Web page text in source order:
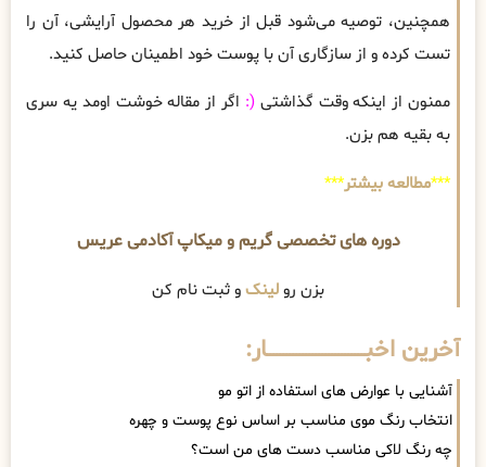
همچنین، توصیه می‌شود قبل از خرید هر محصول آرایشی، آن را
تست کرده و از سازگاری آن با پوست خود اطمینان حاصل کنید.
ممنون از اینکه وقت گذاشتی(: اگر از مقاله خوشت اومد یه سری
به بقیه هم بزن.
***مطالعه بیشتر***
دوره های تخصصی گریم و میکاپ آکادمی عریس
بزن رولینکو ثبت نام کن
آخرین اخبــــــــــــــــــــــــــــــار:
آشنایی با عوارض های استفاده از اتو مو
انتخاب رنگ موی مناسب بر اساس نوع پوست و چهره
چه رنگ لاکی مناسب دست های من است؟